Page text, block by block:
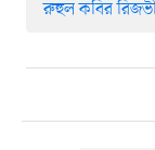
রুহুল কবির